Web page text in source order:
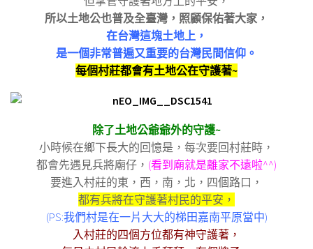
所以土地公也普及全臺灣，照顧保佑著大家，
在台灣這塊土地上，
是一個非常普遍又重要的台灣民間信仰。
每個村莊都會有土地公在守護著~
除了土地公爺爺外的守護~
小時候在鄉下長大的回憶是，每次要回村莊時，
都會先遇見兵將廟仔， (看到廟就是離家不遠啦^^)
要進入村莊的東，西，南，北，四個路口，
都有兵將在守護著村民的平安，
(PS:我們村是在一片大大的梯田嘉南平原當中)
入村莊的四個方位都有神守護著，